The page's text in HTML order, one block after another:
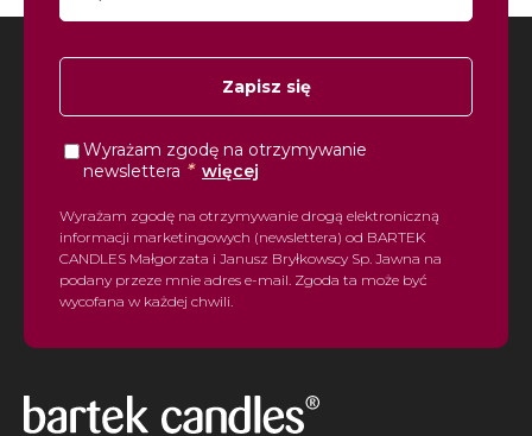
Zapisz się
Wyrażam zgodę na otrzymywanie
newslettera * więcej
Wyrażam zgodę na otrzymywanie drogą elektroniczną
informacji marketingowych (newslettera) od BARTEK
CANDLES Małgorzata i Janusz Bryłkowscy Sp. Jawna na
podany przeze mnie adres e-mail. Zgoda ta może być
wycofana w każdej chwili.